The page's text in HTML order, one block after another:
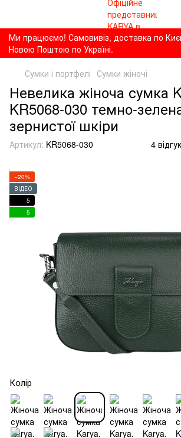
Ми працюємо! Самовивіз, доставка по
Новою Поштою по Україні.
Сумки і портфелі Сумки жіночі
Невелика жіноча сумка
KR5068-030 темно-
зернистої шкіри
Артикул: KR5068-030 4
−20%
ВІДЕО
5
5
Колір